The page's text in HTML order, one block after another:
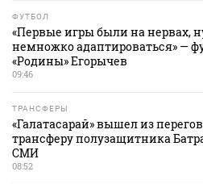
ФУТБОЛ
«Первые игры были на нервах,
немножко адаптироваться» —
«Родины» Егорычев
09:46
ТРАНСФЕРЫ
«Галатасарай» вышел из
трансферу полузащитника
СМИ
08:52